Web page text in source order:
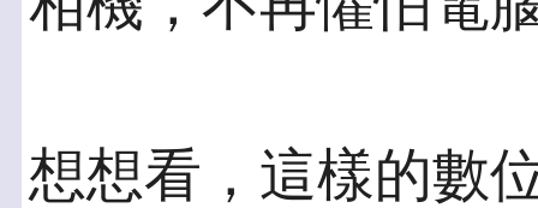
想想看，這樣的數